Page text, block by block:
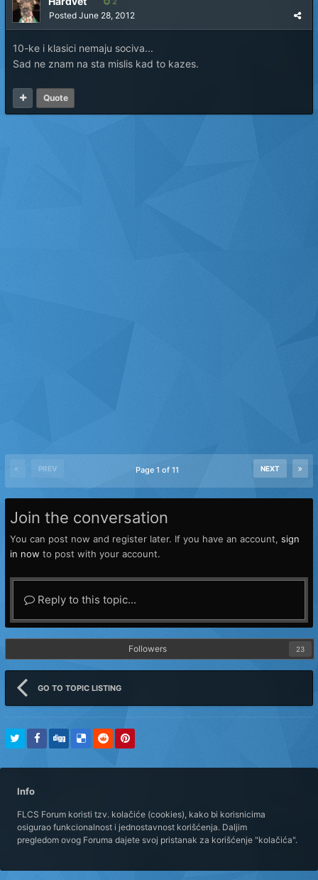
Posted June 28, 2012
10-ke i klasici nemaju sociva...
Sad ne znam na sta mislis kad to kazes.
Quote
PREV NEXT
Page 1 of 11
Join the conversation
You can post now and register later. If you have an account, sign
in now to post with your account.
Reply to this topic...
Followers 23
GO TO TOPIC LISTING
Info
FLCS Forum koristi tzv. kolačiće (cookies), kako bi korisnicima
osigurao funkcionalnost i jednostavnost korišćenja. Daljim
pregledom ovog Foruma dajete svoj pristanak za korišćenje "kolačića".